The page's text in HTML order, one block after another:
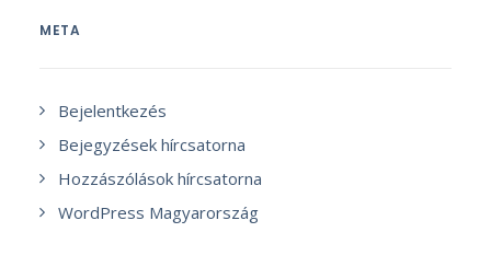
META
Bejelentkezés
Bejegyzések hírcsatorna
Hozzászólások hírcsatorna
WordPress Magyarország